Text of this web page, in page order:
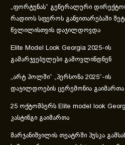
„ფორტუნას“ გენერალური
რადიოს სფეროს განვითარებაში
წვლილისთვის დაჯილდოვდა
Elite Model Look Georgia 2025-ის
გამარჯვებულები გამოვლინდნენ
„არტ ჰოლში“ „პერსონა 2025“-ის
დაჯილდოების ცერემონია გაიმართა
25 ოქტომბერს Elite model look
კასტინგი გაიმართა
მარჯანიშვილის თეატრში პუსკა